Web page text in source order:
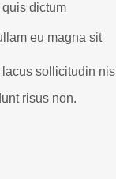
dictum
eu magna sit
sollicitudin
risus non.